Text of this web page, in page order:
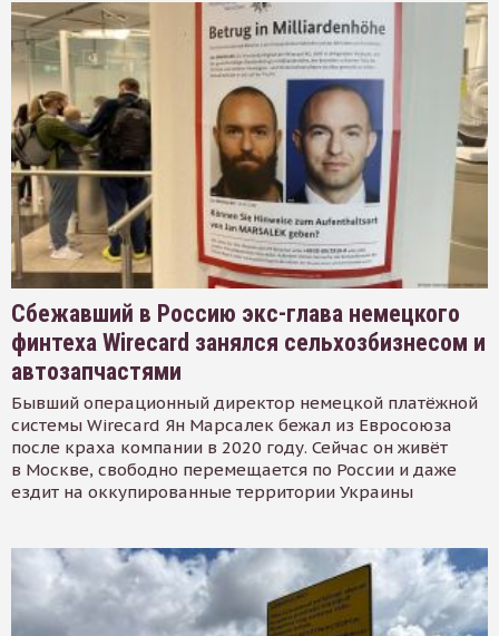
Сбежавший в Россию экс-глава немецкого
финтеха Wirecard занялся сельхозбизнесом и
автозапчастями
Бывший операционный директор немецкой платёжной
системы Wirecard Ян Марсалек бежал из Евросоюза
после краха компании в 2020 году. Сейчас он живёт
в Москве, свободно перемещается по России и даже
ездит на оккупированные территории Украины